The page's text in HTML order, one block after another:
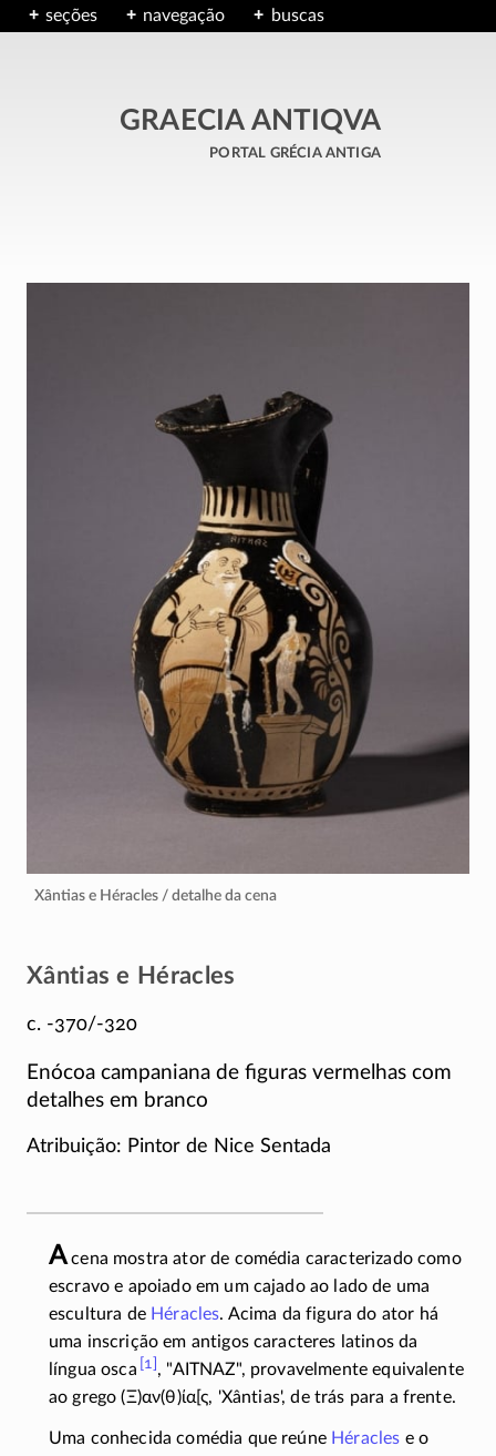
seções navegação buscas
GRAECIA ANTIQVA
portal grécia antiga
Xântias e Héracles / detalhe da cena
Xântias e Héracles
c. -370/-320
Enócoa campaniana de figuras vermelhas com
detalhes em branco
Atribuição: Pintor de Nice Sentada
Acena mostra ator de comédia caracterizado como
escravo e apoiado em um cajado ao lado de uma
escultura de Héracles. Acima da figura do ator há
uma inscrição em antigos caracteres latinos da
língua osca [1] , AITNAZ , provavelmente equivalente
ao grego(Ξ)αν(θ)ία[ς, 'Xântias', de trás para a frente.
Uma conhecida comédia que reúne Héracles e o